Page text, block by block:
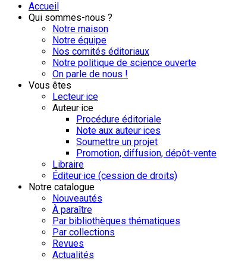
Accueil
Qui sommes-nous ?
Notre maison
Notre équipe
Nos comités éditoriaux
Notre politique de science ouverte
On parle de nous !
Vous êtes
Lecteur·ice
Auteur·ice
Procédure éditoriale
Note aux auteur·ices
Soumettre un projet
Promotion, diffusion, dépôt-vente
Libraire
Éditeur·ice (cession de droits)
Notre catalogue
Nouveautés
À paraître
Par bibliothèques thématiques
Par collections
Revues
Actualités